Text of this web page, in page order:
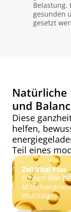
Belastung.
gesunden
gesetzt
und
Diese
helfen,
Teil eines
Zell Vital Plus
Fördert den
Vitalität.